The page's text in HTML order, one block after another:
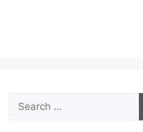
Search
for: